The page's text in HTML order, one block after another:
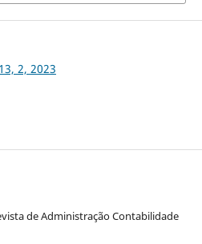
2, 2023
de Administração Contabilidade